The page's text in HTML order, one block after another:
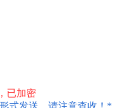
已加密
式发送，请注意查收！*